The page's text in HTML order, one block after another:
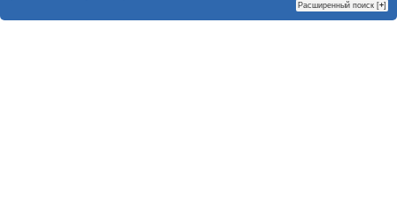
Расширенный поиск [+]